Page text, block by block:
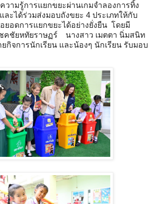
วามรู้การแยกขยะผ่านเกมจำลองการทิ้ง
ละได้ร่วมส่งมอบถังขยะ 4 ประเภทให้กับ
ยอดการแยกขยะได้อย่างยั่งยืน โดยมี
ชคชัยหทัยราษฏร์ นางสาว เมตตา นิ่มสนิท
กิจการนักเรียน และน้องๆ นักเรียน รับมอบ